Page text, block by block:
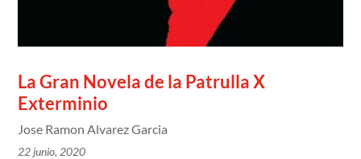
La Gran Novela de la Patrulla X
Exterminio
Jose Ramon Alvarez Garcia
22 junio, 2020